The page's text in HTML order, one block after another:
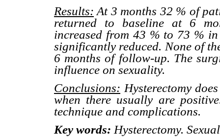
Results: At 3 months 32 % of
returned to baseline at 6
increased from 43 % to 73 %
significantly reduced. None of
6 months of follow-up. The
influence on sexuality.
Conclusions: Hysterectomy
when there usually are
technique and complications.
Key words: Hysterectomy.